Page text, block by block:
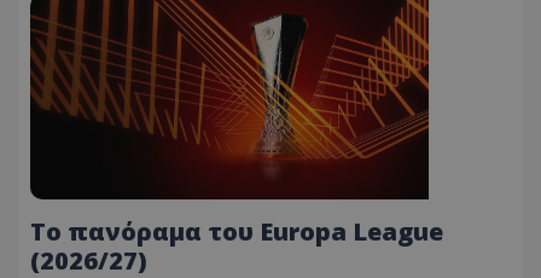
To πανόραμα του Europa League
(2026/27)